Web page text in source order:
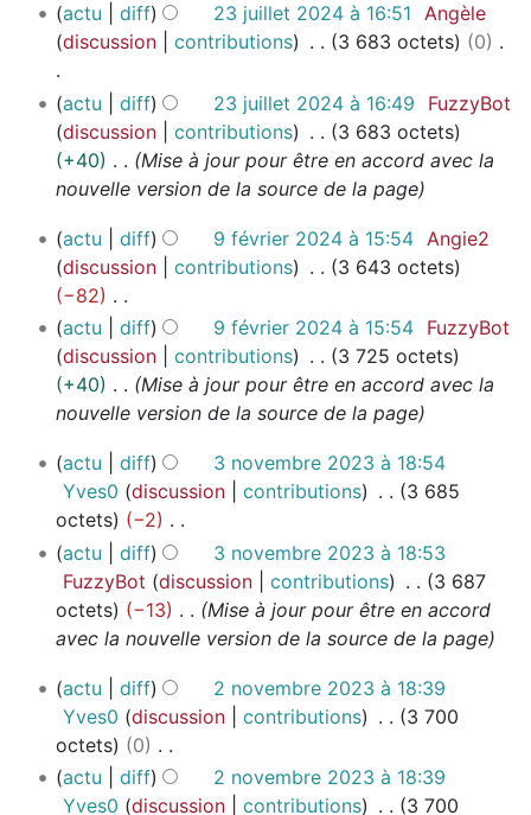
s
m
o
d
i
f
i
a
t
i
o
n
s
r
é
s
u
m
é
d
s
m
o
d
i
f
i
a
i
o
n
s
actu diff 23 juillet 2024 à 16:51 Angèle
discussion
contributions 3 683 octets 0
A
u
c
u
r
é
s
u
m
é
d
s
m
o
d
f
i
a
i
o
n
actu diff 23 juillet 2024 à 16:49
FuzzyBot
discussion
contributions
3 683 octets
+40
Mise à jour pour être en accord avec la
nouvelle version de la source de la page
actu diff 9 février 2024 à 15:54
Angie2
discussion
contributions
3 643 octets
−82
A
u
c
u
r
é
s
u
m
é
d
s
m
o
d
actu diff 9 février 2024 à 15:54
FuzzyBot
discussion
contributions
3 725 octets
+40
Mise à jour pour être en accord avec la
nouvelle version de la source de la page
actu diff
3 novembre 2023 à 18:54
Yves0 discussion contributions
3 685
octets
−2
A
u
c
u
r
é
s
u
m
actu diff
3 novembre 2023 à 18:53
FuzzyBot discussion contributions
3 687
octets
−13
Mise à jour pour être en accord
avec la nouvelle version de la source de la page
actu diff
2 novembre 2023 à 18:39
Yves0 discussion contributions
3 700
octets
0
A
u
actu diff
2 novembre 2023 à 18:39
Yves0 discussion contributions
3 700